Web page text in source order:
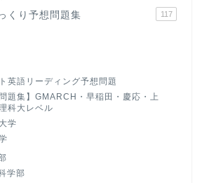
くり予想問題集 117
英語リーディング予想問題
問題集】GMARCH・早稲田・慶応・上
科大レベル
学
学部